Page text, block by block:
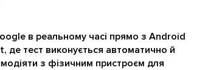
в реальному часі прямо з Android
де тест виконується автоматично й
з фізичним пристроєм для